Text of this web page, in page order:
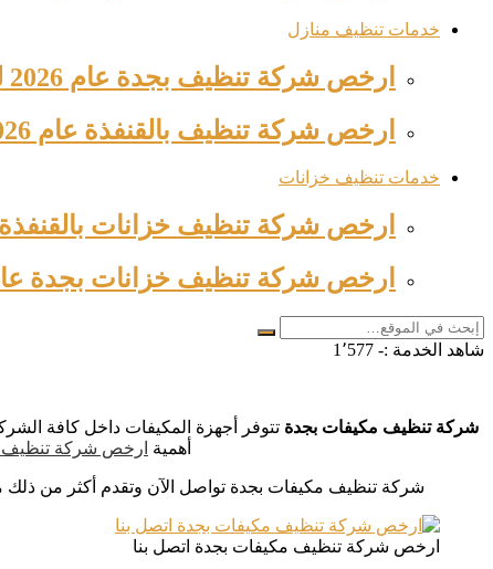
خدمات تنظيف منازل
ارخص شركة تنظيف بجدة عام 2026 للإيجار خصم 53% وجه…
ارخص شركة تنظيف بالقنفذة عام 2026 عمالة فلبينية للايجار بخصم…
خدمات تنظيف خزانات
ارخص شركة تنظيف خزانات بالقنفذة 2026 خصم ٦٣% 0509744421 وجه…
ارخص شركة تنظيف خزانات بجدة عام 2026 بخصم ٦٣%
شاهد الخدمة :- 1٬577
شركة تنظيف مكيفات بجدة تتوفر أجهزة المكيفات داخل كافة
أهمية ارخص شركة تنظيف
شركة تنظيف مكيفات بجدة تواصل الآن وتقدم أكثر من ذلك
ارخص شركة تنظيف مكيفات بجدة اتصل بنا